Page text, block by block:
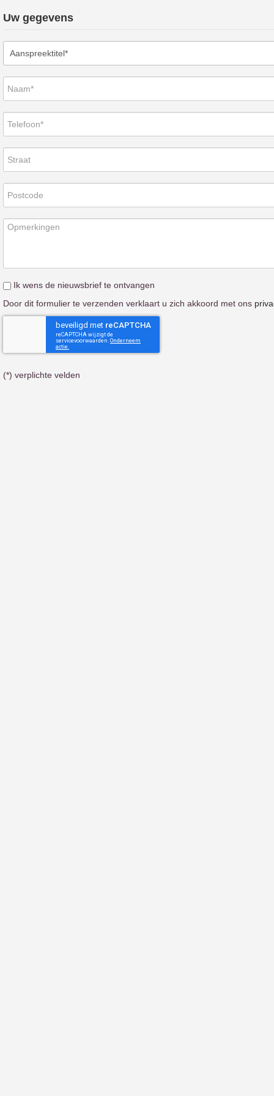
Uw gegevens
Ik wens de nieuwsbrief te ontvangen
Door dit formulier te verzenden verklaart u zich akkoord met ons
(*) verplichte velden